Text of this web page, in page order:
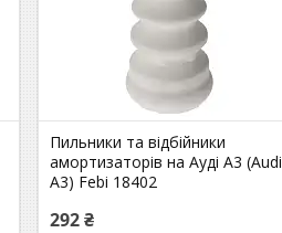
Пильники та відбійники
амортизаторів на Ауді A3 (Audi
A3) Febi 18402
292 ₴